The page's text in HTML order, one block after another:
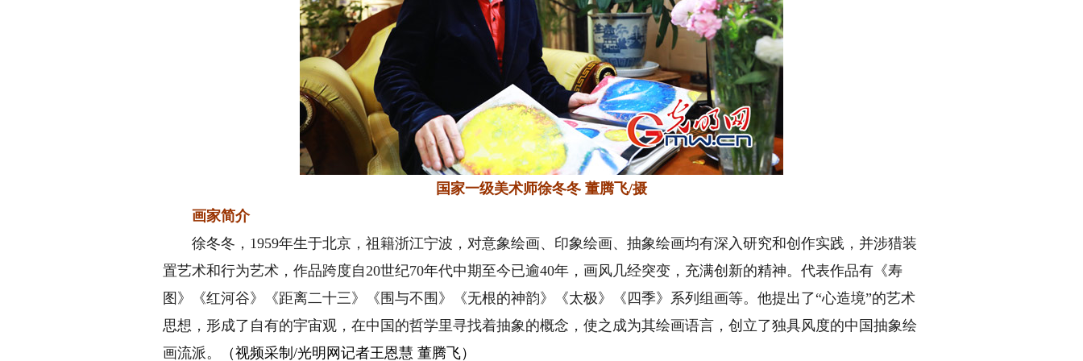
国家一级美术师徐冬冬 董腾飞/摄
画家简介
徐冬冬，1959年生于北京，祖籍浙江宁波，对意象绘画、印象绘画、抽象绘画均有深入研究和创作实践，并涉猎装
置艺术和行为艺术，作品跨度自20世纪70年代中期至今已逾40年，画风几经突变，充满创新的精神。代表作品有《寿
图》《红河谷》《距离二十三》《围与不围》《无根的神韵》《太极》《四季》系列组画等。他提出了“心造境”的艺术
思想，形成了自有的宇宙观，在中国的哲学里寻找着抽象的概念，使之成为其绘画语言，创立了独具风度的中国抽象绘
画流派。
（视频采制/光明网记者王恩慧 董腾飞）